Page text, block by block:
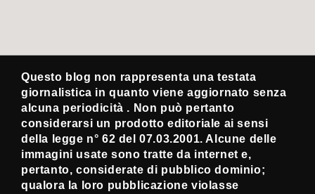
Questo blog non rappresenta una testata
giornalistica in quanto viene aggiornato senza
alcuna periodicità . Non può pertanto
considerarsi un prodotto editoriale ai sensi
della legge n° 62 del 07.03.2001. Alcune delle
immagini usate sono tratte da internet e,
pertanto, considerate di pubblico dominio;
qualora la loro pubblicazione violasse